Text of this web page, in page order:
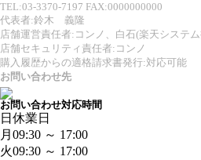
TEL:03-3370-7197 FAX:0000000000
代表者:鈴木 義隆
店舗運営責任者:コンノ、白石(楽天システ
店舗セキュリティ責任者:コンノ
購入履歴からの適格請求書発行:対応可能
お問い合わせ先
お問い合わせ対応時間
日 休業日
月 09:30 ～ 17:00
火09:30 ～ 17:00